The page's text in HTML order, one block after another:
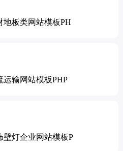
地板类网站模板PH
运输网站模板PHP
壁灯企业网站模板P